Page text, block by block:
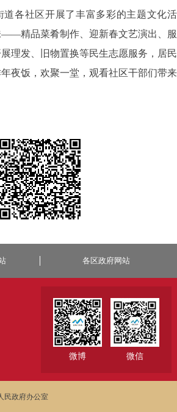
道各社区开展了丰富多彩的主题文化活
精品菜肴制作、迎新春文艺演出、服
理发、旧物置换等民生志愿服务，居民
夜饭，欢聚一堂，观看社区干部们带来
各区政府网站
微博 微信
民政府办公室